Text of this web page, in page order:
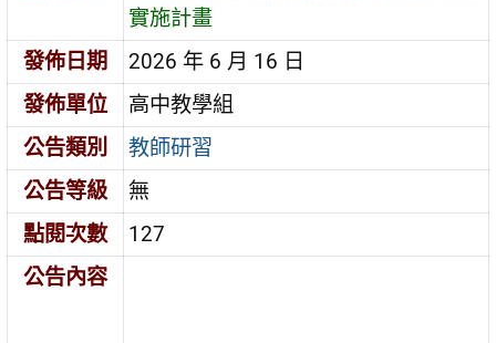
實施計畫
發佈日期
2026 年 6 月 16 日
發佈單位
高中教學組
公告類別
教師研習
公告等級
無
點閱次數
127
公告內容